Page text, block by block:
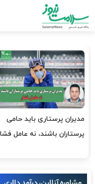
وقت وزیر بهداشت باید صرف
افتتاح پروژه‌ها شود؟